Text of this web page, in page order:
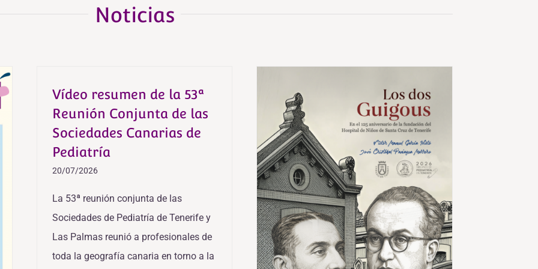
Noticias
Vídeo resumen de la 53ª
Reunión Conjunta de las
Sociedades Canarias de
Pediatría
20/07/2026
La 53ª reunión conjunta de las
Sociedades de Pediatría de Tenerife y
Las Palmas reunió a profesionales de
toda la geografía canaria en torno a la